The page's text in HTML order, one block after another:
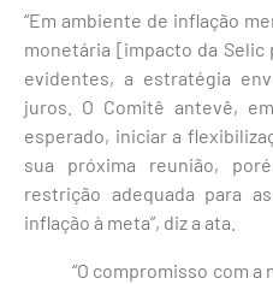
“Em ambiente de inflação
monetária [impacto da Selic
evidentes, a estratégia
juros. O Comitê antevê,
esperado, iniciar a
sua próxima reunião,
restrição adequada para
inflação à meta”, diz a ata.
“O compromisso com